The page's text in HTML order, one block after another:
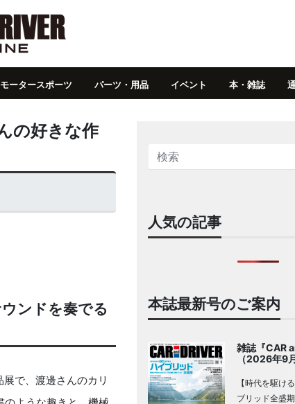
モータースポーツ パーツ・用品 イベント 本・雑誌
の好きな作
ンドを奏でる
で、渡邊さんのカリ
人気の記事
本誌最新号のご案内
雑誌『CAR
（2026年9
【時代を駆け
ブリッド全盛